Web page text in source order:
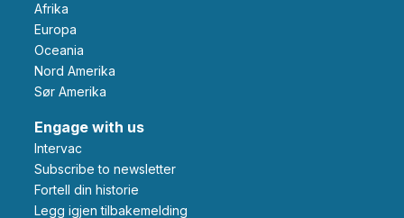
Afrika
Europa
Oceania
Nord Amerika
Sør Amerika
Engage with us
Intervac
Subscribe to newsletter
Fortell din historie
Legg igjen tilbakemelding